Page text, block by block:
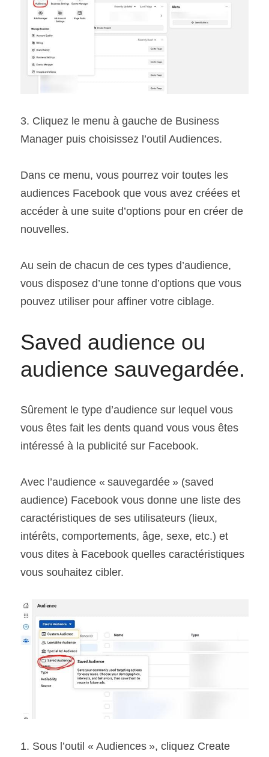
3. Cliquez le menu à gauche de Business
Manager puis choisissez l’outil Audiences.
Dans ce menu, vous pourrez voir toutes les
audiences Facebook que vous avez créées et
accéder à une suite d’options pour en créer de
nouvelles.
Au sein de chacun de ces types d’audience,
vous disposez d’une tonne d’options que vous
pouvez utiliser pour affiner votre ciblage.
Saved audience ou
audience sauvegardée.
Sûrement le type d’audience sur lequel vous
vous êtes fait les dents quand vous vous êtes
intéressé à la publicité sur Facebook.
Avec l’audience « sauvegardée » (saved
audience) Facebook vous donne une liste des
caractéristiques de ses utilisateurs (lieux,
intérêts, comportements, âge, sexe, etc.) et
vous dites à Facebook quelles caractéristiques
vous souhaitez cibler.
1. Sous l’outil « Audiences », cliquez Create